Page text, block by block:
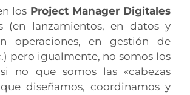
los Project Manager Digitales
(en lanzamientos, en datos y
operaciones, en gestión de
pero igualmente, no somos los
no que somos las «cabezas
que diseñamos, coordinamos y